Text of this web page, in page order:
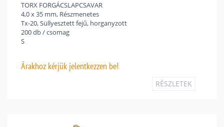
TORX FORGÁCSLAPCSAVAR
4,0 x 35 mm, Részmenetes
Tx-20, Süllyesztett fejű, horganyzott
200 db / csomag
S
Árakhoz kérjük jelentkezzen be!
RÉSZLETEK